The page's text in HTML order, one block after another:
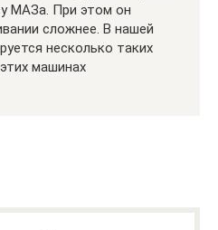
МАЗа. При этом он
сложнее. В нашей
несколько таких
машинах